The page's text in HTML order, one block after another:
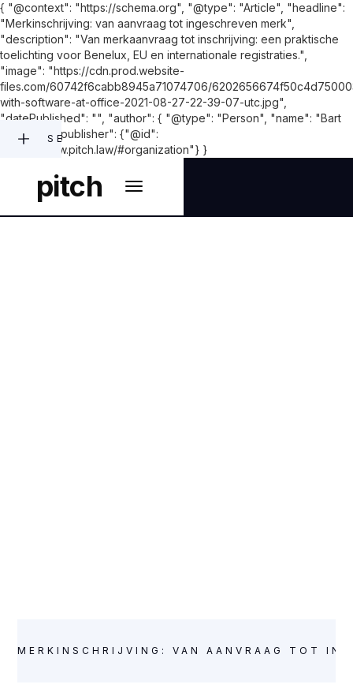
{ "@context": "https://schema.org", "@type": "Article", "headline":
"Merkinschrijving: van aanvraag tot ingeschreven merk",
"description": "Van merkaanvraag tot inschrijving: een praktische
toelichting voor Benelux, EU en internationale registraties.",
"image": "https://cdn.prod.website-
files.com/60742f6cabb8945a71074706/
with-software-at-office-2021-08-27-22-39-07-utc.jpg",
"datePublished": "", "author": { "@type": "Person", "name": "Bart
Lieben" }, "publisher": {"@id":
"https://www.pitch.law/#organization"} }
pitch
SEARCH
MERKINSCHRIJVING: VAN AANVRAAG TOT